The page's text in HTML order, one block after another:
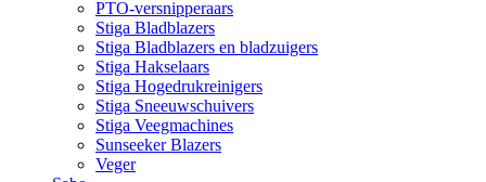
PTO-versnipperaars
Stiga Bladblazers
Stiga Bladblazers en bladzuigers
Stiga Hakselaars
Stiga Hogedrukreinigers
Stiga Sneeuwschuivers
Stiga Veegmachines
Sunseeker Blazers
Veger